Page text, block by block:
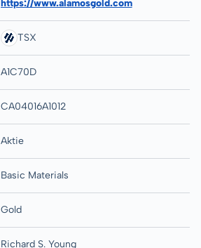
https://www.alamosgold.com
TSX
A1C70D
CA04016A1012
Aktie
Basic Materials
Gold
Richard S. Young